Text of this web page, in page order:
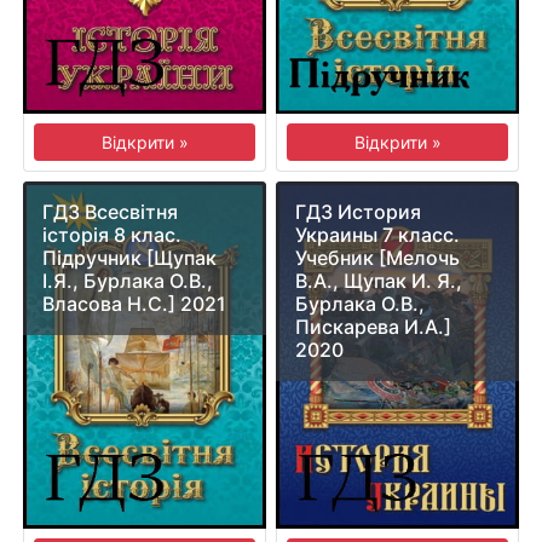
Відкрити » Відкрити »
ГДЗ Всесвітня
історія 8 клас.
Підручник [Щупак
І.Я., Бурлака О.В.,
Власова Н.С.] 2021
ГДЗ История
Украины 7 класс.
Учебник [Мелочь
В.А., Щупак И. Я.,
Бурлака О.В.,
Пискарева И.А.]
2020